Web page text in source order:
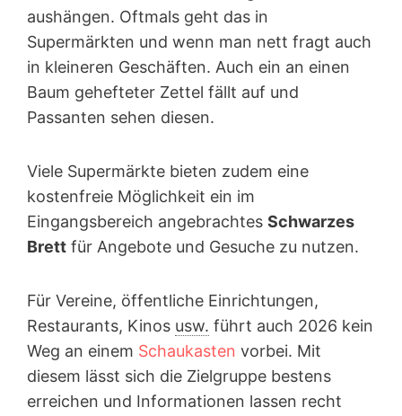
aushängen. Oftmals geht das in
Supermärkten und wenn man nett fragt auch
in kleineren Geschäften. Auch ein an einen
Baum gehefteter Zettel fällt auf und
Passanten sehen diesen.
Viele Supermärkte bieten zudem eine
kostenfreie Möglichkeit ein im
Eingangsbereich angebrachtes Schwarzes
Brett für Angebote und Gesuche zu nutzen.
Für Vereine, öffentliche Einrichtungen,
Restaurants, Kinos usw. führt auch 2026 kein
Weg an einem Schaukasten vorbei. Mit
diesem lässt sich die Zielgruppe bestens
erreichen und Informationen lassen recht